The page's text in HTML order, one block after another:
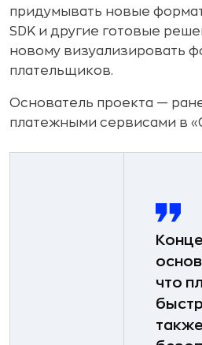
придумывать новые
SDK и другие готовые
новому визуализировать
плательщиков.
Основатель проекта —
платежными сервисами в
что